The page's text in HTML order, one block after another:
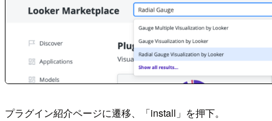
プラグイン紹介ページに遷移、「install」を押下。